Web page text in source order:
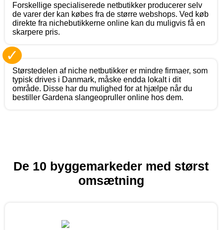
Forskellige specialiserede netbutikker producerer selv
de varer der kan købes fra de større webshops. Ved køb
direkte fra nichebutikkerne online kan du muligvis få en
skarpere pris.
✓
Størstedelen af niche netbutikker er mindre firmaer, som
typisk drives i Danmark, måske endda lokalt i dit
område. Disse har du mulighed for at hjælpe når du
bestiller Gardena slangeopruller online hos dem.
De 10 byggemarkeder med størst
omsætning